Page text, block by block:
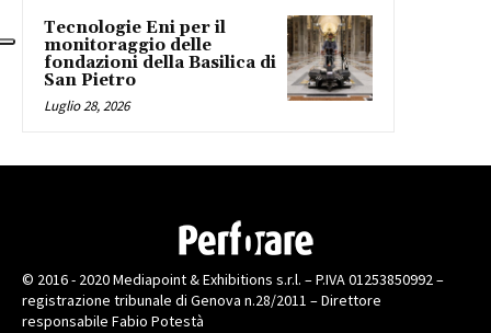
Tecnologie Eni per il
monitoraggio delle
fondazioni della Basilica di
San Pietro
Luglio 28, 2026
© 2016 - 2020 Mediapoint & Exhibitions s.r.l. – P.IVA 01253850992 –
registrazione tribunale di Genova n.28/2011 – Direttore
responsabile Fabio Potestà